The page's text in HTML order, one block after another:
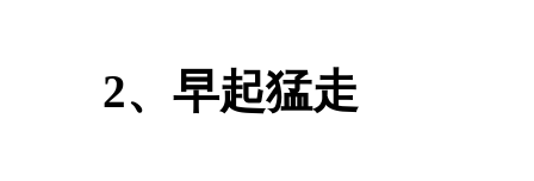
2、早起猛走